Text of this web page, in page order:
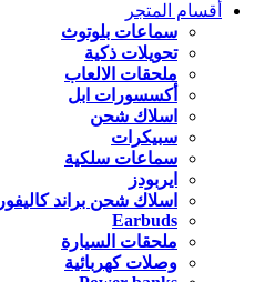
أقسام المتجر
سماعات بلوتوث
تحويلات ذكية
ملحقات الالعاب
أكسسورات ابل
اسلاك شحن
سبيكرات
سماعات سلكية
ايربودز
اسلاك شحن براند كاليفورا
Earbuds
ملحقات السيارة
وصلات كهربائية